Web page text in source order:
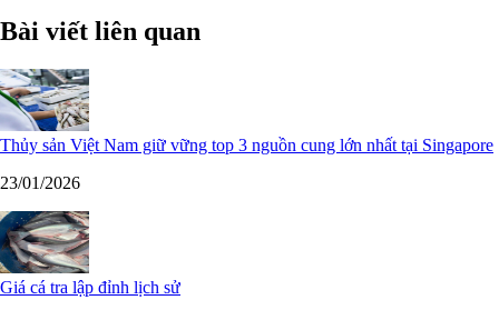
Bài viết liên quan
Thủy sản Việt Nam giữ vững top 3 nguồn cung lớn nhất tại Singapore
23/01/2026
Giá cá tra lập đỉnh lịch sử